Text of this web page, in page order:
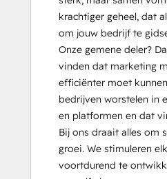
krachtiger geheel, dat
om jouw bedrijf te
Onze gemene deler?
vinden dat marketing
efficiënter moet
bedrijven worstelen in
en platformen en dat
Bij ons draait alles om
groei. We stimuleren
voortdurend te